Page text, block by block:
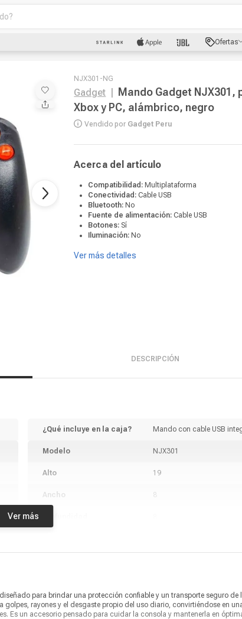
Ofertas
NJX301-NG
Gadget
Mando Gadget NJX301,
Xbox y PC, alámbrico, negro
Vendido por Gadget Peru
Acerca del artículo
Compatibilidad: Multiplataforma
Conectividad:Cable USB
Bluetooth: No
Fuente de alimentación:Cable USB
Botones: Sí
Iluminación: No
Ver más detalles
DESCRIPCIÓN
¿Qué incluye en la caja? Mando con cable USB
Modelo NJX301
Alto 19
Ancho 8
Producto digital No
Ver más
para brindar una protección confiable y un transporte seguro de
rayones y el desgaste propio del uso diario, convirtiéndose en
Es un accesorio pensado para cuidar la consola y mantenerla en